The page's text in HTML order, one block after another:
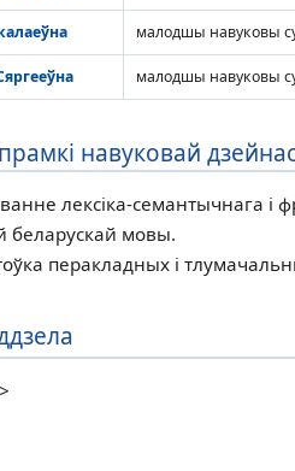
малодшы навуковы
малодшы навуковы
навуковай
лексіка‑семантычнага і
беларускай мовы.
перакладных і